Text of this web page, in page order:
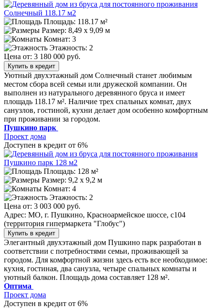
Площадь: 118.17 м²
Размер: 8,49 х 9,09 м
Комнат: 3
Этажность: 2
Цена от: 3 180 000 руб.
Купить в кредит
Уютный двухэтажный дом Солнечный станет любимым
местом сбора всей семьи или дружеской компании. Он
выполнен из натурального деревянного бруса и имеет
площадь 118.17 м². Наличие трех спальных комнат, двух
санузлов, гостиной, кухни делает дом особенно комфортным
при проживании за городом.
Пушкино парк
Проект дома
Доступен в кредит от 6%
Площадь: 128 м²
Размер: 9,2 х 9,2 м
Комнат: 4
Этажность: 2
Цена от: 3 003 000 руб.
Адрес: МО, г. Пушкино, Красноармейское шоссе, с104
(территория гипермаркета "Глобус")
Купить в кредит
Элегантный двухэтажный дом Пушкино парк разработан в
соответствии с потребностями семьи, проживающей за
городом. Для комфортной жизни здесь есть все необходимое:
кухня, гостиная, два санузла, четыре спальных комнаты и
уютный балкон. Площадь дома составляет 128 м².
Оптима
Проект дома
Доступен в кредит от 6%